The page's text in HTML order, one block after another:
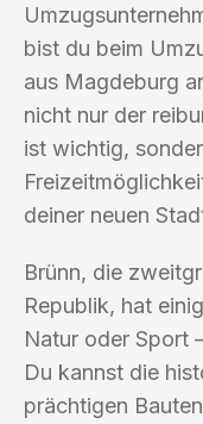
bist du beim
aus Magdeburg
nicht nur der
ist wichtig,
deiner neuen
Brünn, die
Republik, hat
Natur oder Sport
Du kannst die
prächtigen